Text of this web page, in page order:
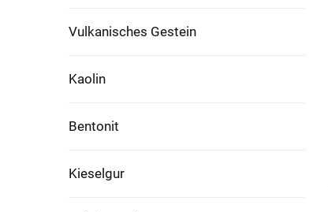
Vulkanisches Gestein
Kaolin
Bentonit
Kieselgur